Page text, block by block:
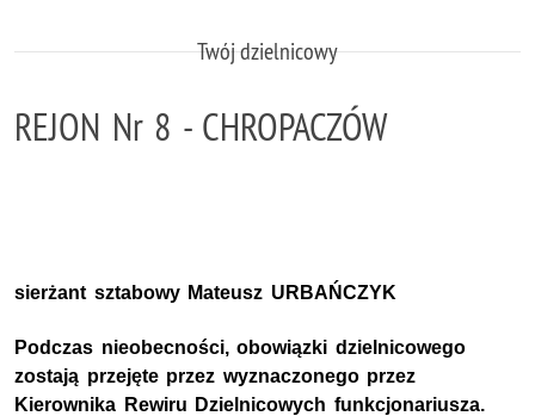
Twój dzielnicowy
REJON Nr 8 - CHROPACZÓW
sierżant sztabowy Mateusz URBAŃCZYK
Podczas nieobecności, obowiązki dzielnicowego
zostają przejęte przez wyznaczonego przez
Kierownika Rewiru Dzielnicowych funkcjonariusza.